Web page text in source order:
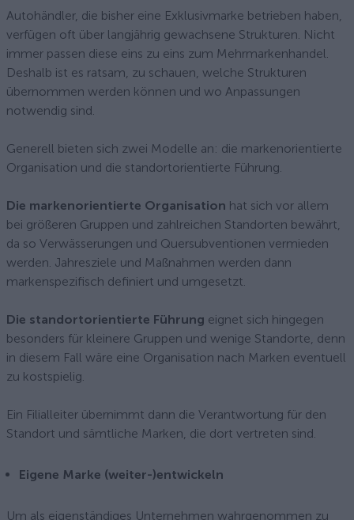
Autohändler, die bisher eine Exklusivmarke betrieben haben,
verfügen oft über langjährig gewachsene Strukturen. Nicht
immer passen diese eins zu eins zum Mehrmarkenhandel.
Deshalb ist es ratsam, zu schauen, welche Strukturen
übernommen werden können und wo Anpassungen
notwendig sind.
Generell bieten sich zwei Modelle an: die markenorientierte
Organisation und die standortorientierte Führung.
Die markenorientierte Organisation hat sich vor allem
bei größeren Gruppen und zahlreichen Standorten bewährt,
da so Verwässerungen und Quersubventionen vermieden
werden. Jahresziele und Maßnahmen werden dann
markenspezifisch definiert und umgesetzt.
Die standortorientierte Führung eignet sich hingegen
besonders für kleinere Gruppen und wenige Standorte, denn
in diesem Fall wäre eine Organisation nach Marken eventuell
zu kostspielig.
Ein Filialleiter übernimmt dann die Verantwortung für den
Standort und sämtliche Marken, die dort vertreten sind.
Eigene Marke (weiter-)entwickeln
Um als eigenständiges Unternehmen wahrgenommen zu